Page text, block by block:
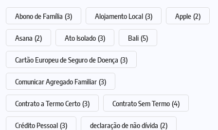
Abono de Família (3) Alojamento Local (3) Apple (2)
Asana (2) Ato Isolado (3) Bali (5)
Cartão Europeu de Seguro de Doença (3)
Comunicar Agregado Familiar (3)
Contrato a Termo Certo (3) Contrato Sem Termo (4)
Crédito Pessoal (3) declaração de não dívida (2)